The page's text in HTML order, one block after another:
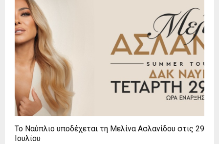
Το Ναύπλιο υποδέχεται τη Μελίνα Ασλανίδου στις 29
Ιουλίου